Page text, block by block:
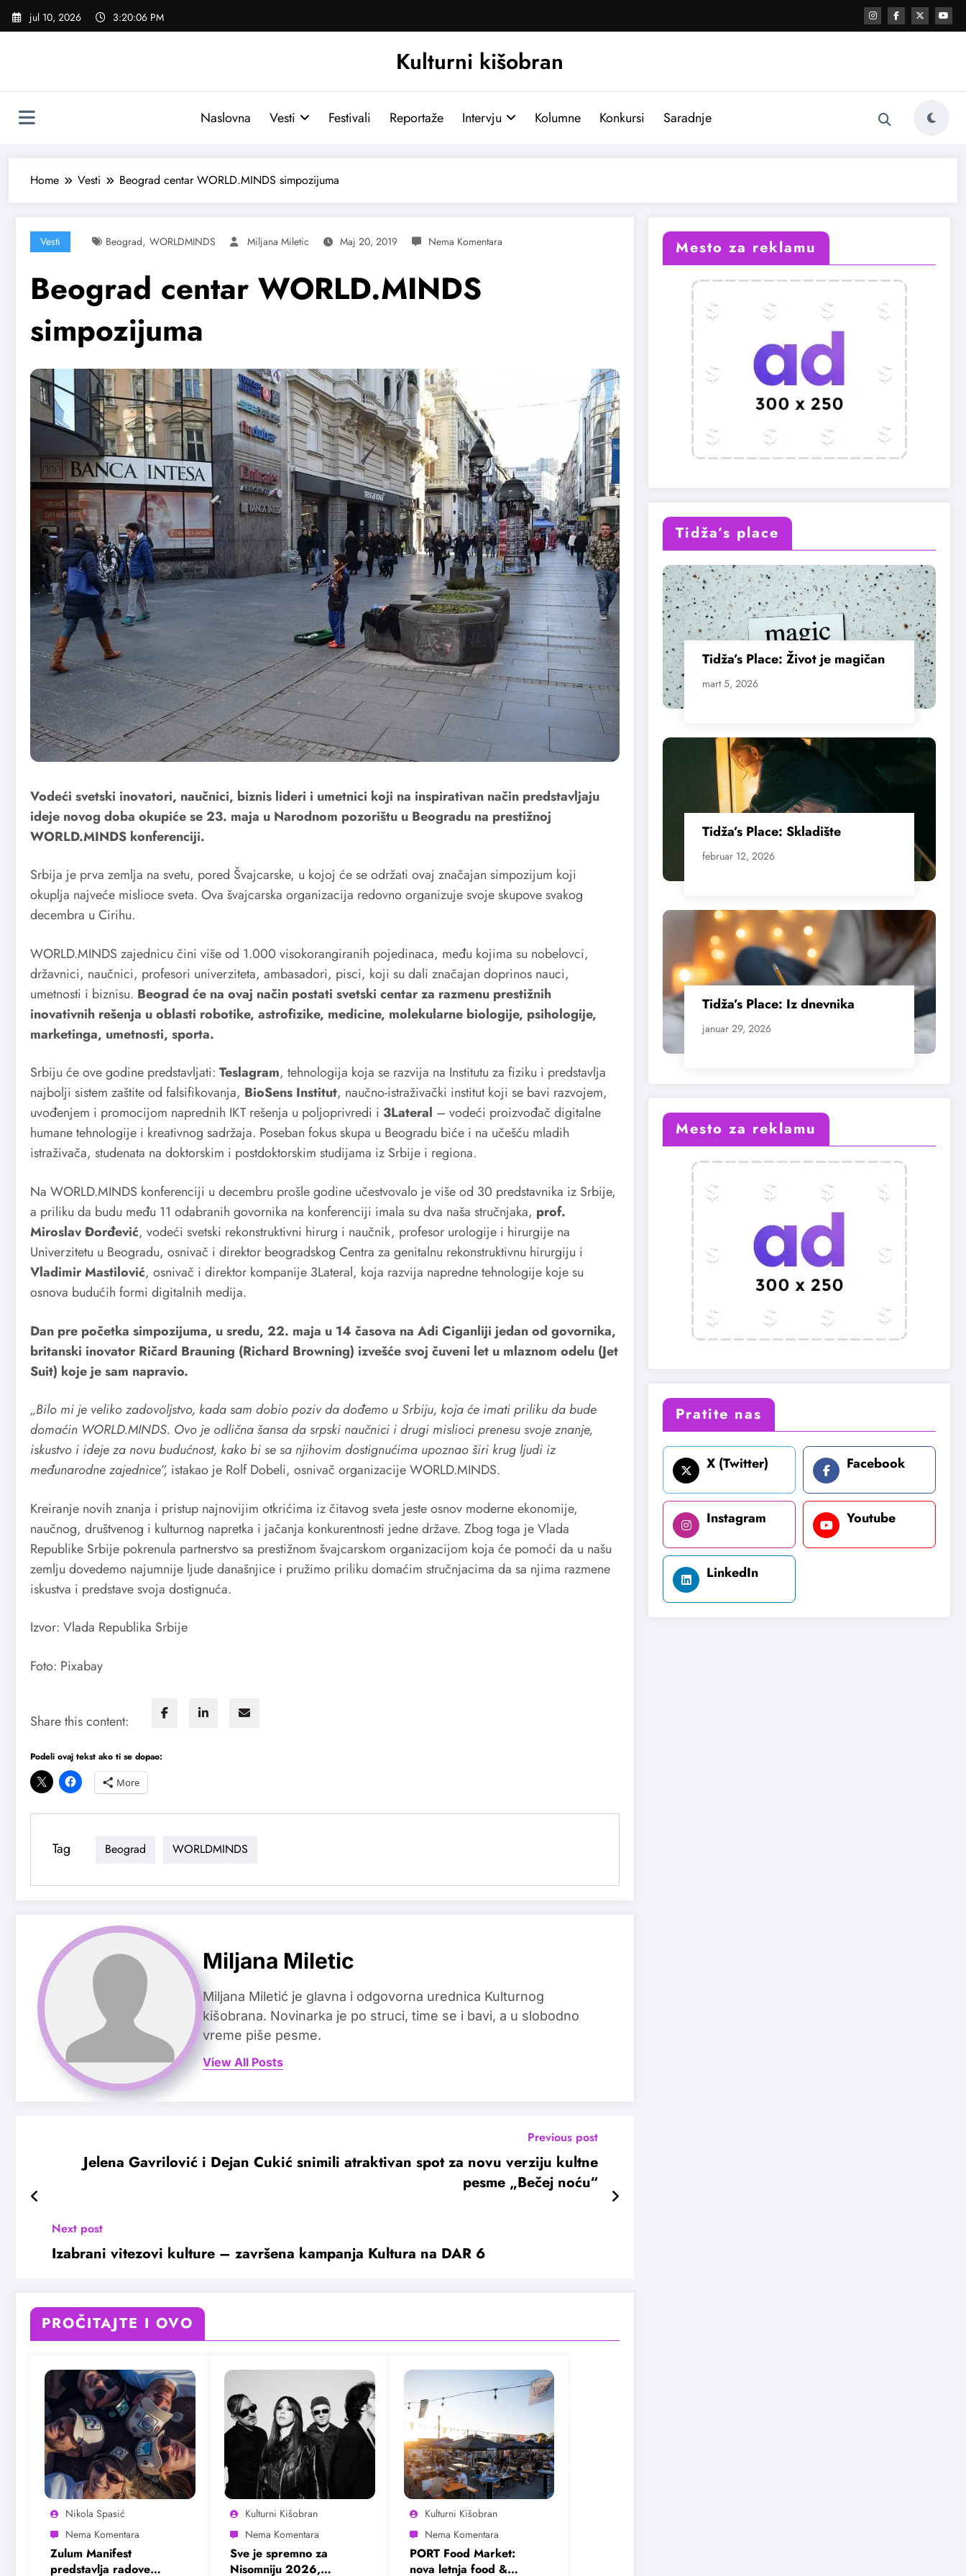
Skoči
jul 10, 2026 3:20:07 PM
Kulturni kišobran
Naslovna Vesti Festivali Reportaže Intervju Kolumne Konkursi Saradnje
Home Vesti Beograd centar WORLD.MINDS simpozijuma
Vesti Beograd, WORLDMINDS Miljana Miletic Maj 20, 2019
Beograd centar WORLD.MINDS
simpozijuma
Vodeći svetski inovatori, naučnici, biznis lideri i umetnici koji na inspirativan način predstavljaju
ideje novog doba okupiće se 23. maja u Narodnom pozorištu u Beogradu na prestižnoj
WORLD.MINDS konferenciji.
Srbija je prva zemlja na svetu, pored Švajcarske, u kojoj će se održati ovaj značajan simpozijum koji
okuplja najveće mislioce sveta. Ova švajcarska organizacija redovno organizuje svoje skupove svakog
decembra u Cirihu.
WORLD.MINDS zajednicu čini više od 1.000 visokorangiranih pojedinaca, među kojima su nobelovci,
državnici, naučnici, profesori univerziteta, ambasadori, pisci, koji su dali značajan doprinos nauci,
umetnosti i biznisu. Beograd će na ovaj način postati svetski centar za razmenu prestižnih
inovativnih rešenja u oblasti robotike, astrofizike, medicine, molekularne biologije, psihologije,
marketinga, umetnosti, sporta.
Srbiju će ove godine predstavljati: Teslagram, tehnologija koja se razvija na Institutu za fiziku i predstavlja
najbolji sistem zaštite od falsifikovanja, BioSens Institut, naučno-istraživački institut koji se bavi razvojem,
uvođenjem i promocijom naprednih IKT rešenja u poljoprivredi i 3Lateral – vodeći proizvođač digitalne
humane tehnologije i kreativnog sadržaja. Poseban fokus skupa u Beogradu biće i na učešću mladih
istraživača, studenata na doktorskim i postdoktorskim studijama iz Srbije i regiona.
Na WORLD.MINDS konferenciji u decembru prošle godine učestvovalo je više od 30 predstavnika iz Srbije,
a priliku da budu među 11 odabranih govornika na konferenciji imala su dva naša stručnjaka, prof.
Miroslav Đorđević, vodeći svetski rekonstruktivni hirurg i naučnik, profesor urologije i hirurgije na
Univerzitetu u Beogradu, osnivač i direktor beogradskog Centra za genitalnu rekonstruktivnu hirurgiju i
Vladimir Mastilović, osnivač i direktor kompanije 3Lateral, koja razvija napredne tehnologije koje su
osnova budućih formi digitalnih medija.
Dan pre početka simpozijuma, u sredu, 22. maja u 14 časova na Adi Ciganliji jedan od govornika,
britanski inovator Ričard Brauning (Richard Browning) izvešće svoj čuveni let u mlaznom odelu (Jet
Suit) koje je sam napravio.
„Bilo mi je veliko zadovoljstvo, kada sam dobio poziv da dođemo u Srbiju, koja će imati priliku da bude
domaćin WORLD.MINDS. Ovo je odlična šansa da srpski naučnici i drugi mislioci prenesu svoje znanje,
iskustvo i ideje za novu budućnost, kako bi se sa njihovim dostignućima upoznao širi krug ljudi iz
međunarodne zajednice”, istakao je Rolf Dobeli, osnivač organizacije WORLD.MINDS.
Kreiranje novih znanja i pristup najnovijim otkrićima iz čitavog sveta jeste osnov moderne ekonomije,
naučnog, društvenog i kulturnog napretka i jačanja konkurentnosti jedne države. Zbog toga je Vlada
Republike Srbije pokrenula partnerstvo sa prestižnom švajcarskom organizacijom koja će pomoći da u našu
zemlju dovedemo najumnije ljude današnjice i pružimo priliku domaćim stručnjacima da sa njima razmene
iskustva i predstave svoja dostignuća.
Izvor: Vlada Republika Srbije
Foto: Pixabay
Share this content:
Podeli ovaj tekst ako ti se dopao:
More
Tag Beograd WORLDMINDS
Miljana Miletic
Miljana Miletić je glavna i odgovorna urednica Kulturnog
kišobrana. Novinarka je po struci, time se i bavi, a u slobodno
vreme piše pesme.
View All Posts
Previous post
Jelena Gavrilović i Dejan Cukić snimili atraktivan spot za novu verziju kultne
pesme „Bečej noću“
Next post
Izabrani vitezovi kulture – završena kampanja Kultura na DAR 6
PROČITAJTE I OVO
Nikola Spasić
Zulum Manifest
predstavlja radove
Kulturni Kišobran
Sve je spremno za
Nisomniju 2026,
Kulturni Kišobran
PORT Food Market:
nova letnja food &
Mesto za reklamu
Tidža’s place
Tidža’s Place: Život je magičan
mart 5, 2026
Tidža’s Place: Skladište
februar 12, 2026
Tidža’s Place: Iz dnevnika
januar 29, 2026
Mesto za reklamu
Pratite nas
X (Twitter) Facebook
Instagram Youtube
LinkedIn